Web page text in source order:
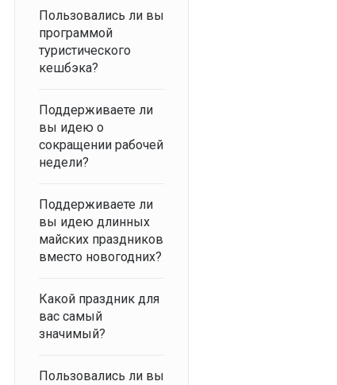
Пользовались ли вы
программой
туристического
кешбэка?
Поддерживаете ли
вы идею о
сокращении рабочей
недели?
Поддерживаете ли
вы идею длинных
майских праздников
вместо новогодних?
Какой праздник для
вас самый
значимый?
Пользовались ли вы